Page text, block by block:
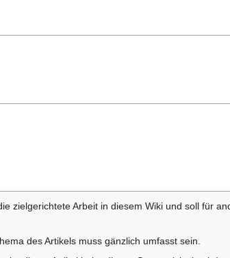
zielgerichtete Arbeit in diesem Wiki und soll für
des Artikels muss gänzlich umfasst sein.